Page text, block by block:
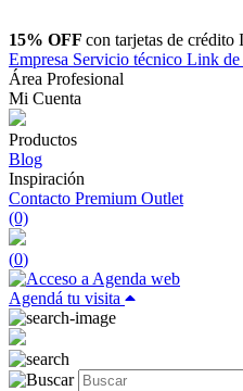
15% OFF con tarjetas de
Empresa Servicio técnico Link de
Área Profesional
Mi Cuenta
Productos
Blog
Inspiración
Contacto Premium Outlet
(0)
(0)
Agendá tu visita